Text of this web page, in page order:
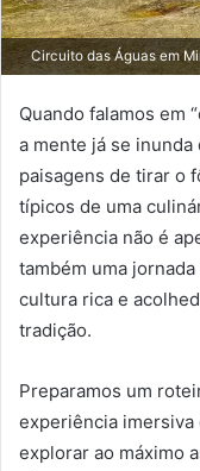
Circuito das Águas em
Quando falamos em
a mente já se
paisagens de tirar o
típicos de uma
experiência não é
também uma
cultura rica e
tradição.
Preparamos um
experiência imersiva
explorar ao máximo